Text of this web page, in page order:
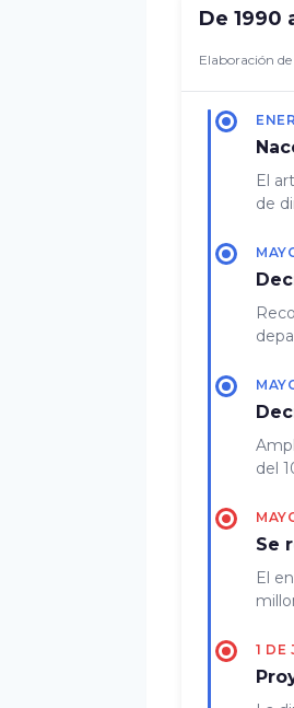
De 1990
Elaboración
El
de
del
Se
El
1 DE